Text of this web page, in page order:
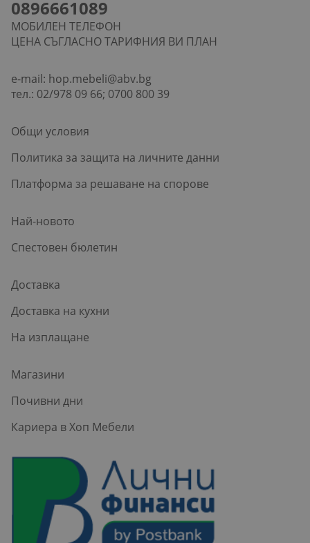
0896661089
МОБИЛЕН ТЕЛЕФОН
ЦЕНА СЪГЛАСНО ТАРИФНИЯ ВИ ПЛАН
e-mail: hop.mebeli@abv.bg
тел.: 02/978 09 66; 0700 800 39
Общи условия
Политика за защита на личните данни
Платформа за решаване на спорове
Най-новото
Спестовен бюлетин
Доставка
Доставка на кухни
На изплащане
Магазини
Почивни дни
Кариера в Хоп Мебели